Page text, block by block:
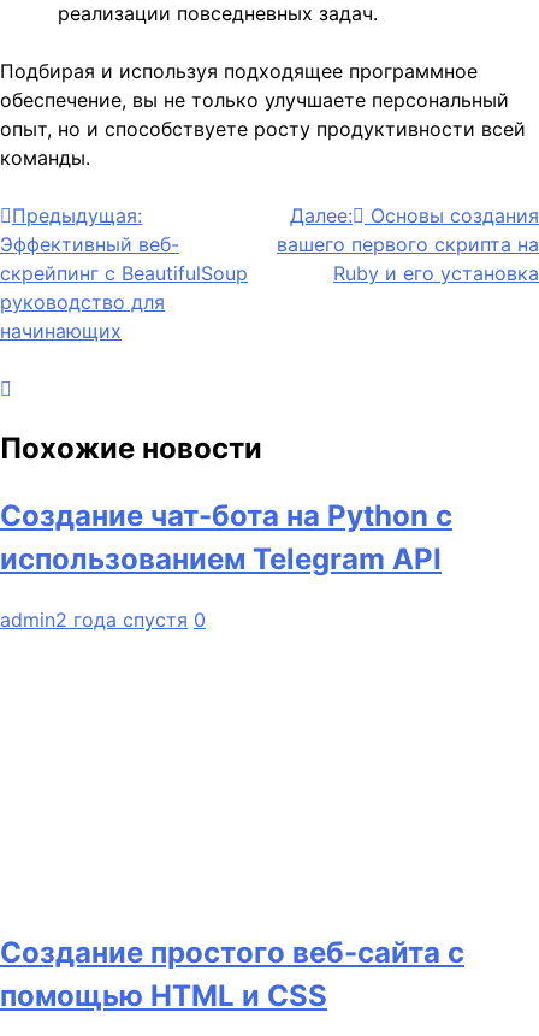
реализации повседневных задач.
Подбирая и используя подходящее программное
обеспечение, вы не только улучшаете персональный
опыт, но и способствуете росту продуктивности всей
команды.
Навигация
по
записям
Предыдущая:
Эффективный веб-
скрейпинг с BeautifulSoup
руководство для
начинающих
Далее:
Основы создания
вашего первого скрипта на
Ruby и его установка
Похожие новости
Создание чат-бота на Python с
использованием Telegram API
admin2 года спустя 0
Создание простого веб-сайта с
помощью HTML и CSS